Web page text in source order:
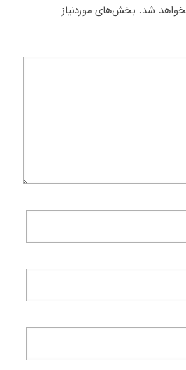
شد. بخش‌های موردنیاز